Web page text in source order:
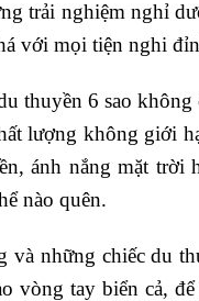
trải nghiệm nghỉ
với mọi tiện nghi
thuyền 6 sao
lượng không giới
ánh nắng mặt trời
nào quên.
và những chiếc du
vòng tay biển cả,